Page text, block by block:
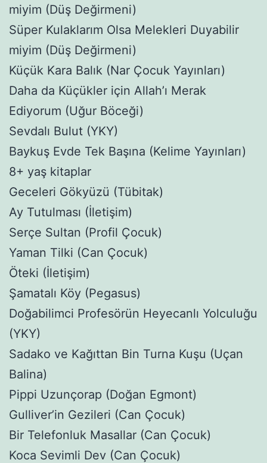
miyim (Düş Değirmeni)
Süper Kulaklarım Olsa Melekleri Duyabilir
miyim (Düş Değirmeni)
Küçük Kara Balık (Nar Çocuk Yayınları)
Daha da Küçükler için Allah’ı Merak
Ediyorum (Uğur Böceği)
Sevdalı Bulut (YKY)
Baykuş Evde Tek Başına (Kelime Yayınları)
8+ yaş kitaplar
Geceleri Gökyüzü (Tübitak)
Ay Tutulması (İletişim)
Serçe Sultan (Profil Çocuk)
Yaman Tilki (Can Çocuk)
Öteki (İletişim)
Şamatalı Köy (Pegasus)
Doğabilimci Profesörün Heyecanlı Yolculuğu
(YKY)
Sadako ve Kağıttan Bin Turna Kuşu (Uçan
Balina)
Pippi Uzunçorap (Doğan Egmont)
Gulliver’in Gezileri (Can Çocuk)
Bir Telefonluk Masallar (Can Çocuk)
Koca Sevimli Dev (Can Çocuk)